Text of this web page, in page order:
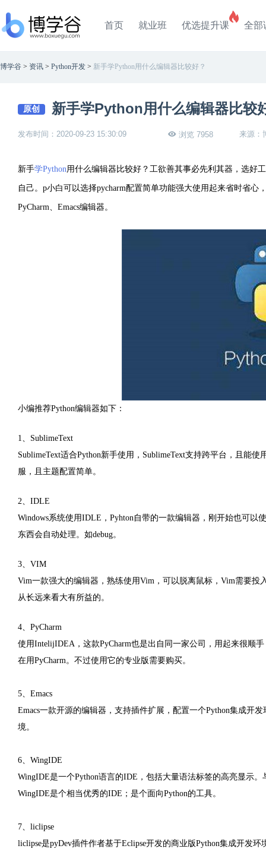
首页 就业班 优选提升课 全部
博学谷 > 资讯 > Python开发 > 新手学Python用什么编辑器比较好？
原创 新手学Python用什么编辑器比较
发布时间：2020-09-23 15:30:09 浏览 7958 来源：
新手学Python用什么编辑器比较好？工欲善其事必先利其器，选好
自己。p小白可以选择pycharm配置简单功能强大使用起来省时省心
PyCharm、Emacs编辑器。
小编推荐Python编辑器如下：
1、SublimeText
SublimeText适合Python新手使用，SublimeText支持跨平台，且能
服，且主题配置简单。
2、IDLE
Windows系统使用IDLE，Pyhton自带的一款编辑器，刚开始也可
东西会自动处理。如debug。
3、VIM
Vim一款强大的编辑器，熟练使用Vim，可以脱离鼠标，Vim需要
从长远来看大有所益的。
4、PyCharm
使用IntelijIDEA，这款PyCharm也是出自同一家公司，用起来很顺
在用PyCharm。不过使用它的专业版需要购买。
5、Emacs
Emacs一款开源的编辑器，支持插件扩展，配置一个Python集成开
境。
6、WingIDE
WingIDE是一个Python语言的IDE，包括大量语法标签的高亮显示
WingIDE是个相当优秀的IDE；是个面向Python的工具。
7、liclipse
liclipse是pyDev插件作者基于Eclipse开发的商业版Python集成开发